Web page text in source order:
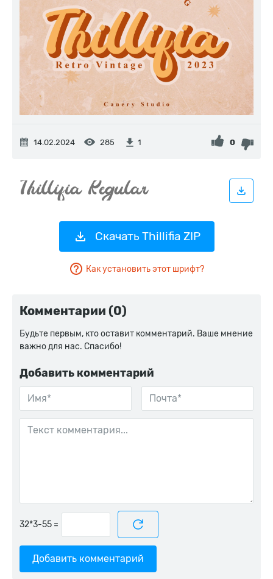
14.02.2024 285 1 0
Скачать Thillifia ZIP
Как установить этот шрифт?
Комментарии (0)
Будьте первым, кто оставит комментарий. Ваше мнение
важно для нас. Спасибо!
Добавить комментарий
=
Добавить комментарий